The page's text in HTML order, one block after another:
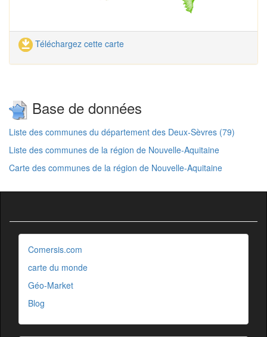
Téléchargez cette carte
Base de données
Liste des communes du département des Deux-Sèvres (79)
Liste des communes de la région de Nouvelle-Aquitaine
Carte des communes de la région de Nouvelle-Aquitaine
Comersis.com
carte du monde
Géo-Market
Blog